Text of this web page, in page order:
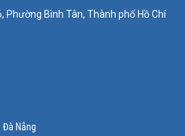
Phường Bình Tân, Thành phố Hồ Chí
Đà Nẵng